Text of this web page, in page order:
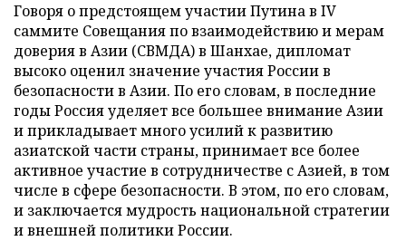
Говоря о предстоящем участии Путина в IV
саммите Совещания по взаимодействию и мерам
доверия в Азии (СВМДА) в Шанхае, дипломат
высоко оценил значение участия России в
безопасности в Азии. По его словам, в последние
годы Россия уделяет все большее внимание Азии
и прикладывает много усилий к развитию
азиатской части страны, принимает все более
активное участие в сотрудничестве с Азией, в том
числе в сфере безопасности. В этом, по его словам,
и заключается мудрость национальной стратегии
и внешней политики России.